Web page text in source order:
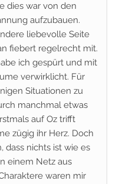
dies war von den
aufzubauen.
liebevolle Seite
fiebert regelrecht mit.
ich gespürt und mit
verwirklicht. Für
Situationen zu
manchmal etwas
auf Oz trifft
zügig ihr Herz. Doch
dass nichts ist wie es
einem Netz aus
waren mir